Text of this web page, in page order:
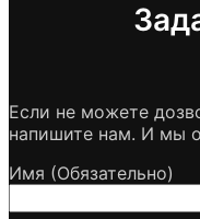
Если не можете
напишите нам. И мы
Имя (Обязательно)